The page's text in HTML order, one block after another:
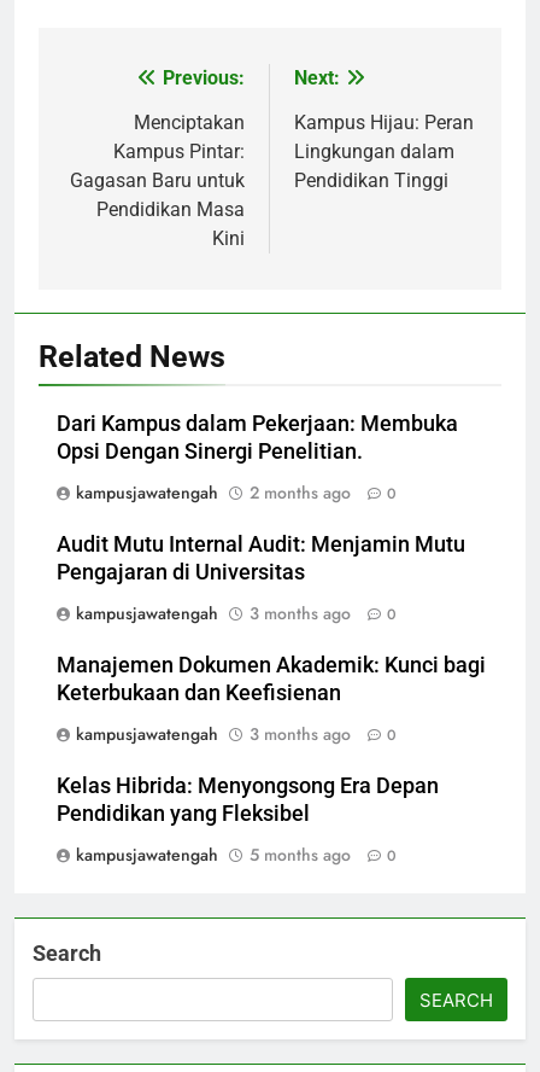
navigation
Previous:
Menciptakan
Kampus Pintar:
Gagasan Baru untuk
Pendidikan Masa
Kini
Next:
Kampus Hijau: Peran
Lingkungan dalam
Pendidikan Tinggi
Related News
Dari Kampus dalam Pekerjaan: Membuka
Opsi Dengan Sinergi Penelitian.
kampusjawatengah
2 months ago 0
Audit Mutu Internal Audit: Menjamin Mutu
Pengajaran di Universitas
kampusjawatengah
3 months ago 0
Manajemen Dokumen Akademik: Kunci bagi
Keterbukaan dan Keefisienan
kampusjawatengah
3 months ago 0
Kelas Hibrida: Menyongsong Era Depan
Pendidikan yang Fleksibel
kampusjawatengah
5 months ago 0
Search
SEARCH